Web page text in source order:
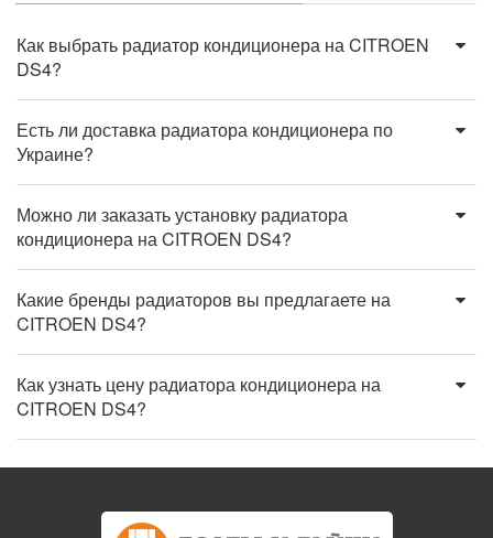
Как выбрать радиатор кондиционера на CITROEN
DS4?
Есть ли доставка радиатора кондиционера по
Украине?
Можно ли заказать установку радиатора
кондиционера на CITROEN DS4?
Какие бренды радиаторов вы предлагаете на
CITROEN DS4?
Как узнать цену радиатора кондиционера на
CITROEN DS4?